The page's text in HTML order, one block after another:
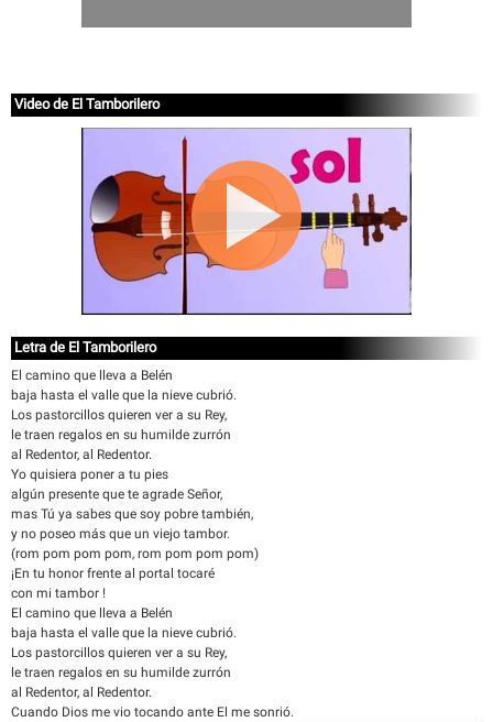
Video de El Tamborilero
Letra de El Tamborilero
El camino que lleva a Belén
baja hasta el valle que la nieve cubrió.
Los pastorcillos quieren ver a su Rey,
le traen regalos en su humilde zurrón
al Redentor, al Redentor.
Yo quisiera poner a tu pies
algún presente que te agrade Señor,
mas Tú ya sabes que soy pobre también,
y no poseo más que un viejo tambor.
(rom pom pom pom, rom pom pom pom)
¡En tu honor frente al portal tocaré
con mi tambor !
El camino que lleva a Belén
baja hasta el valle que la nieve cubrió.
Los pastorcillos quieren ver a su Rey,
le traen regalos en su humilde zurrón
al Redentor, al Redentor.
Cuando Dios me vio tocando ante El me sonrió.